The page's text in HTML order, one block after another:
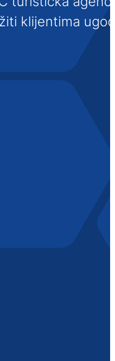
klijentima